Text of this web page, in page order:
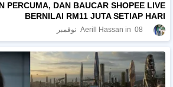
PERCUMA, DAN BAUCAR SHOPEE LIVE
BERNILAI RM11 JUTA SETIAP HARI
Aerill Hassan 08 نوفمبر